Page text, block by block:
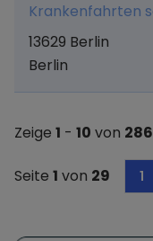
Krankenfahrten
13629 Berlin
Berlin
Zeige 1 - 10 von 286
Seite 1 von 29 1